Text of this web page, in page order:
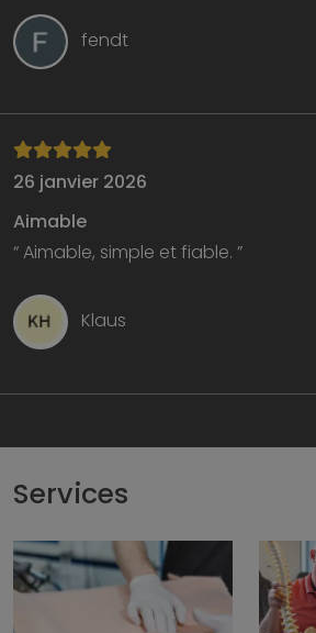
fendt
26 janvier 2026
Aimable
“ Aimable, simple et fiable. ”
Klaus
Services